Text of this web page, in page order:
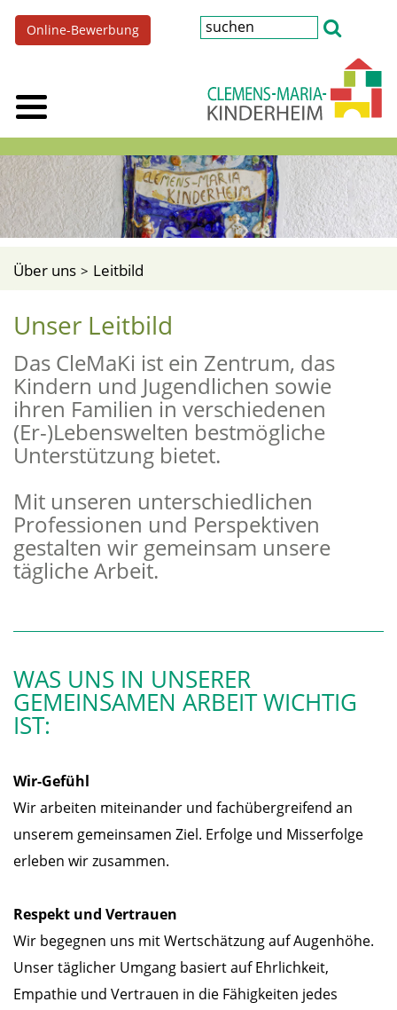
Online-Bewerbung
Über uns Leitbild
Unser Leitbild
Das CleMaKi ist ein Zentrum, das
Kindern und Jugendlichen sowie
ihren Familien in verschiedenen
(Er-)Lebenswelten bestmögliche
Unterstützung bietet.
Mit unseren unterschiedlichen
Professionen und Perspektiven
gestalten wir gemeinsam unsere
tägliche Arbeit.
WAS UNS IN UNSERER
GEMEINSAMEN ARBEIT WICHTIG
IST:
Wir-Gefühl
Wir arbeiten miteinander und fachübergreifend an
unserem gemeinsamen Ziel. Erfolge und Misserfolge
erleben wir zusammen.
Respekt und Vertrauen
Wir begegnen uns mit Wertschätzung auf Augenhöhe.
Unser täglicher Umgang basiert auf Ehrlichkeit,
Empathie und Vertrauen in die Fähigkeiten jedes